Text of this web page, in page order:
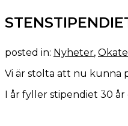
posted in: Nyheter,
Vi är stolta att nu kunna
I år fyller stipendiet 30